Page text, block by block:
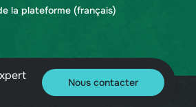
la plateforme (français)
Nous contacter